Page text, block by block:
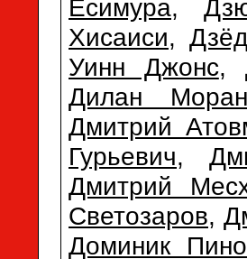
Ёсимура,
Хисаиси,
Уинн Джонс,
Дилан Моран
Дмитрий
Гурьевич,
Дмитрий
Светозаров,
Доминик